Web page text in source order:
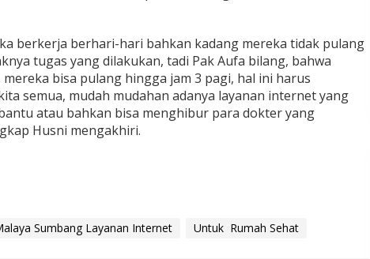
berkerja berhari-hari bahkan kadang mereka tidak pulang
tugas yang dilakukan, tadi Pak Aufa bilang, bahwa
bisa pulang hingga jam 3 pagi, hal ini harus
semua, mudah mudahan adanya layanan internet yang
atau bahkan bisa menghibur para dokter yang
Husni mengakhiri.
Sumbang Layanan Internet Untuk Rumah Sehat